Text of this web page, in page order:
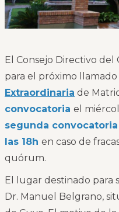
El Consejo Directivo del
para el próximo llamado
Extraordinaria de
convocatoria el
segunda
las 18h en caso de
quórum.
El lugar destinado para
Dr. Manuel Belgrano,